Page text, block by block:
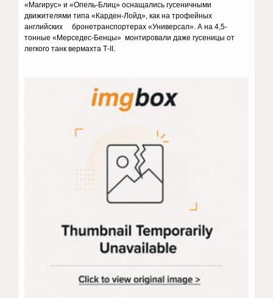
«Магирус» и «Опель-Блиц» оснащались гусеничными
движителями типа «Карден-Лойд», как на трофейных
английских бронетранспортерах «Универсал». А на 4,5-
тонные «Мерседес-Бенцы» монтировали даже гусеницы от
легкого танк вермахта Т-II.